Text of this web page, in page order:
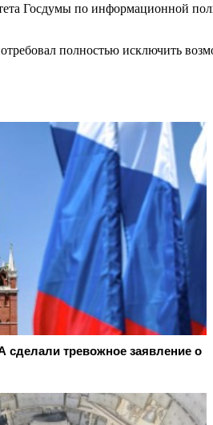
Госдумы по информационной
полностью исключить
тревожное заявление о